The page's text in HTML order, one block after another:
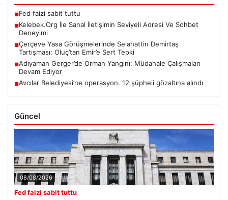
■Fed faizi sabit tuttu
■Kelebek.Org İle Sanal İletişimin Seviyeli Adresi Ve Sohbet
Deneyimi
■Çerçeve Yasa Görüşmelerinde Selahattin Demirtaş
Tartışması: Oluç’tan Emir’e Sert Tepki
■Adıyaman Gerger’de Orman Yangını: Müdahale Çalışmaları
Devam Ediyor
■Avcılar Belediyesi’ne operasyon. 12 şüpheli gözaltına alındı
Güncel
08/08/2026
Fed faizi sabit tuttu